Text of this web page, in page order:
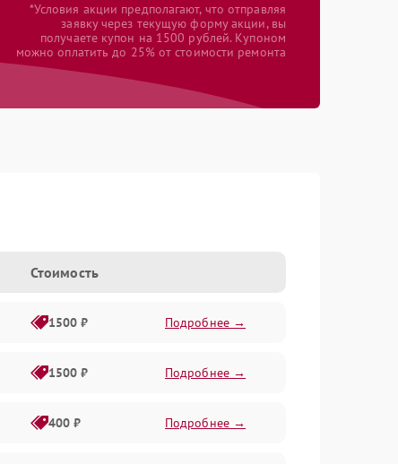
*Условия акции предполагают, что отправляя
заявку через текущую форму акции, вы
получаете купон на 1500 рублей. Купоном
можно оплатить до 25% от стоимости ремонта
Стоимость
1500 ₽ Подробнее →
1500 ₽ Подробнее →
400 ₽ Подробнее →